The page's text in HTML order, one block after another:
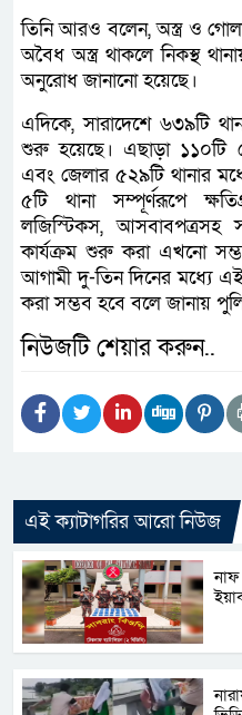
তিনি আরও বলেন, অস্ত্র ও
অবৈধ অস্ত্র থাকলে নিকস্থ
অনুরোধ জানানো হয়েছে।
এদিকে, সারাদেশে ৬৩৯টি
শুরু হয়েছে। এছাড়া ১১০টি
এবং জেলার ৫২৯টি থানার
৫টি থানা সম্পূর্ণরূপে
লজিস্টিকস, আসবাবপত্রসহ
কার্যক্রম শুরু করা এখনো
আগামী দু-তিন দিনের মধ্যে
করা সম্ভব হবে বলে জানায়
নিউজটি শেয়ার করুন..
এই ক্যাটাগরির আরো নিউজ
নাফ